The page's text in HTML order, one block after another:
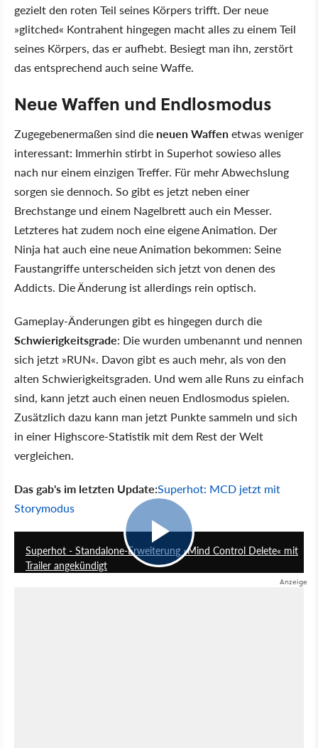
gezielt den roten Teil seines Körpers trifft. Der neue
»glitched« Kontrahent hingegen macht alles zu einem Teil
seines Körpers, das er aufhebt. Besiegt man ihn, zerstört
das entsprechend auch seine Waffe.
Neue Waffen und Endlosmodus
Zugegebenermaßen sind die neuen Waffenetwas weniger
interessant: Immerhin stirbt in Superhot sowieso alles
nach nur einem einzigen Treffer. Für mehr Abwechslung
sorgen sie dennoch. So gibt es jetzt neben einer
Brechstange und einem Nagelbrett auch ein Messer.
Letzteres hat zudem noch eine eigene Animation. Der
Ninja hat auch eine neue Animation bekommen: Seine
Faustangriffe unterscheiden sich jetzt von denen des
Addicts. Die Änderung ist allerdings rein optisch.
Gameplay-Änderungen gibt es hingegen durch die
Schwierigkeitsgrade: Die wurden umbenannt und nennen
sich jetzt »RUN«. Davon gibt es auch mehr, als von den
alten Schwierigkeitsgraden. Und wem alle Runs zu einfach
sind, kann jetzt auch einen neuen Endlosmodus spielen.
Zusätzlich dazu kann man jetzt Punkte sammeln und sich
in einer Highscore-Statistik mit dem Rest der Welt
vergleichen.
Das gab's im letzten Update:Superhot: MCD jetzt mit
Storymodus
Superhot - Standalone-Erweiterung »Mind Control Delete« mit
Trailer angekündigt